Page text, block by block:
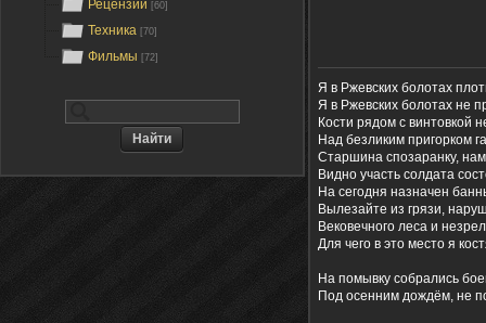
Рецензии [60]
Техника [70]
Фильмы [72]
Я в Ржевских болотах
Я в Ржевских болотах не
Кости рядом с винтовкой
Над безликим пригорком
Старшина спозаранку,
Видно участь солдата
На сегодня назначен
Вылезайте из грязи,
Вековечного леса и
Для чего в это место я
На помывку собрались
Под осенним дождём, не